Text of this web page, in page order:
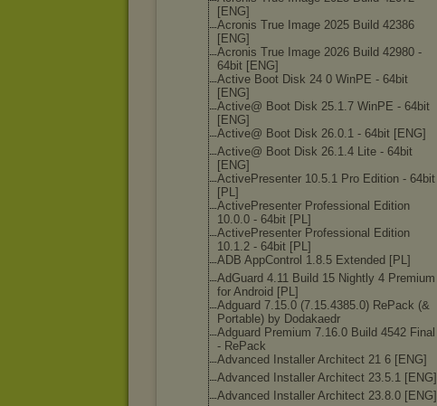
[ENG]
Acronis True Image 2025 Build 42386
[ENG]
Acronis True Image 2026 Build 42980 -
64bit [ENG]
Active Boot Disk 24 0 WinPE - 64bit
[ENG]
Active@ Boot Disk 25.1.7 WinPE - 64bit
[ENG]
Active@ Boot Disk 26.0.1 - 64bit [ENG]
Active@ Boot Disk 26.1.4 Lite - 64bit
[ENG]
ActivePresenter 10.5.1 Pro Edition - 64bit
[PL]
ActivePresenter Professional Edition
10.0.0 - 64bit [PL]
ActivePresenter Professional Edition
10.1.2 - 64bit [PL]
ADB AppControl 1.8.5 Extended [PL]
AdGuard 4.11 Build 15 Nightly 4 Premium
for Android [PL]
Adguard 7.15.0 (7.15.4385.0) RePack (&
Portable) by Dodakaedr
Adguard Premium 7.16.0 Build 4542 Final
- RePack
Advanced Installer Architect 21 6 [ENG]
Advanced Installer Architect 23.5.1 [ENG]
Advanced Installer Architect 23.8.0 [ENG]